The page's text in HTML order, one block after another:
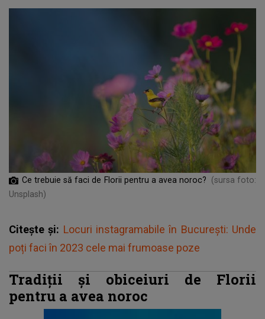
Ce trebuie să faci de Florii pentru a avea noroc?
(sursa foto:
Unsplash)
Citește și: Locuri instagramabile în București: Unde
poți faci în 2023 cele mai frumoase poze
Tradiții și obiceiuri de Florii
pentru a avea noroc